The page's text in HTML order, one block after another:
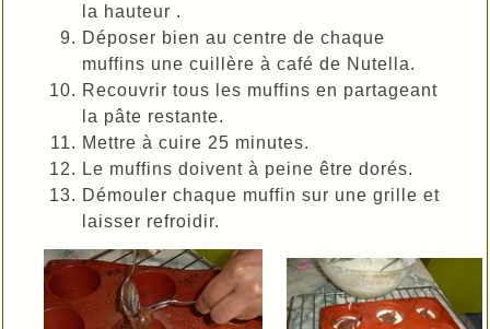
la hauteur .
Déposer bien au centre de chaque
muffins une cuillère à café de Nutella.
Recouvrir tous les muffins en partageant
la pâte restante.
Mettre à cuire 25 minutes.
Le muffins doivent à peine être dorés.
Démouler chaque muffin sur une grille et
laisser refroidir.